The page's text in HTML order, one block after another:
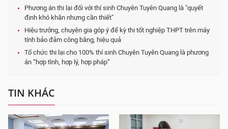
Phương án thi lại đối với thí sinh Chuyên Tuyên Quang là "quyết
định khó khăn nhưng cần thiết"
Hiệu trưởng, chuyên gia góp ý để kỳ thi tốt nghiệp THPT trên máy
tính bảo đảm công bằng, hiệu quả
Tổ chức thi lại cho 100% thí sinh Chuyên Tuyên Quang là phương
án “hợp tình, hợp lý, hợp pháp”
TIN KHÁC